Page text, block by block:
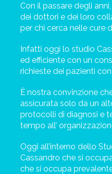
Con il passare degli
dei dottori e dei loro
per chi cerca nelle cure
Infatti oggi lo studio
ed efficiente con un
richieste dei pazienti
È nostra convinzione
assicurata solo da un
protocolli di diagnosi e
tempo all’
Oggi all’interno dello
Cassandro che si
che si occupa